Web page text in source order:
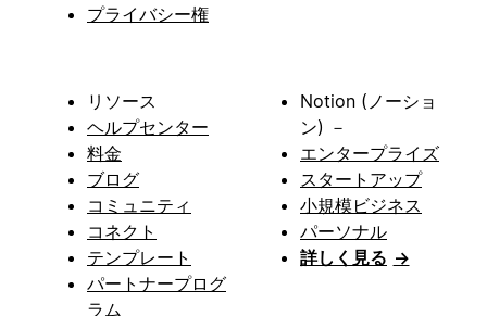
プライバシー権
リソース
ヘルプセンター
料金
ブログ
コミュニティ
コネクト
テンプレート
パートナープログ
ラム
Notion (ノーショ
ン) －
エンタープライズ
スタートアップ
小規模ビジネス
パーソナル
詳しく見る →